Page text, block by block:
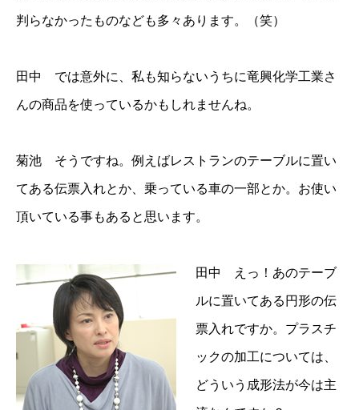
判らなかったものなども多々あります。（笑）
田中 では意外に、私も知らないうちに竜興化学工業さ
んの商品を使っているかもしれませんね。
菊池 そうですね。例えばレストランのテーブルに置い
てある伝票入れとか、乗っている車の一部とか。お使い
頂いている事もあると思います。
田中 えっ！あのテーブ
ルに置いてある円形の伝
票入れですか。プラスチ
ックの加工については、
どういう成形法が今は主